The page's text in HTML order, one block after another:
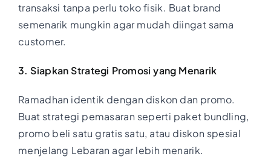
transaksi tanpa perlu toko fisik. Buat brand
semenarik mungkin agar mudah diingat sama
customer.
3. Siapkan Strategi Promosi yang Menarik
Ramadhan identik dengan diskon dan promo.
Buat strategi pemasaran seperti paket bundling,
promo beli satu gratis satu, atau diskon spesial
menjelang Lebaran agar lebih menarik.